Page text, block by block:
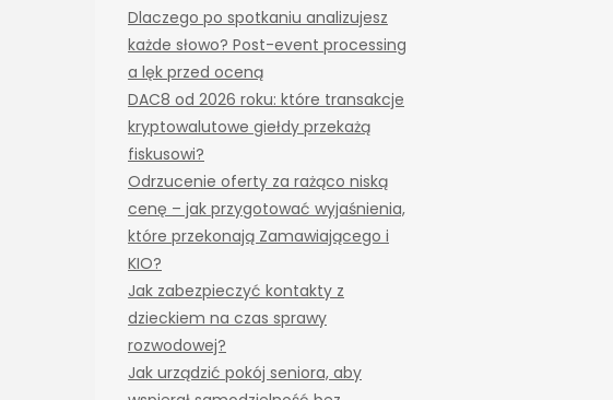
Dlaczego po spotkaniu analizujesz
każde słowo? Post-event processing
a lęk przed oceną
DAC8 od 2026 roku: które transakcje
kryptowalutowe giełdy przekażą
fiskusowi?
Odrzucenie oferty za rażąco niską
cenę – jak przygotować wyjaśnienia,
które przekonają Zamawiającego i
KIO?
Jak zabezpieczyć kontakty z
dzieckiem na czas sprawy
rozwodowej?
Jak urządzić pokój seniora, aby